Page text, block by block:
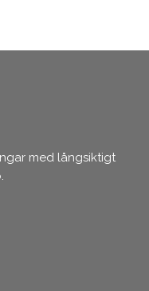
med långsiktigt